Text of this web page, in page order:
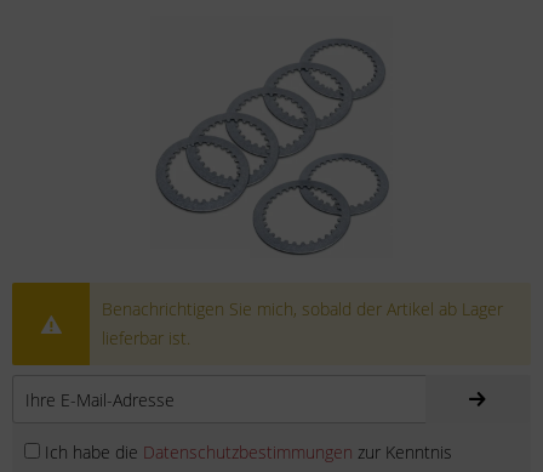
Benachrichtigen Sie mich, sobald der Artikel ab Lager
lieferbar ist.
Ich habe die Datenschutzbestimmungen zur Kenntnis